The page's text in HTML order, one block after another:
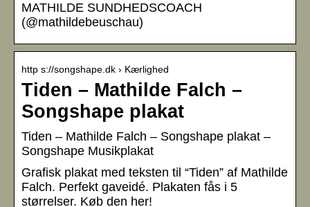
MATHILDE SUNDHEDSCOACH
(@mathildebeuschau)
http s://songshape.dk › Kærlighed
Tiden – Mathilde Falch –
Songshape plakat
Tiden – Mathilde Falch – Songshape plakat –
Songshape Musikplakat
Grafisk plakat med teksten til “Tiden” af Mathilde
Falch. Perfekt gaveidé. Plakaten fås i 5
størrelser. Køb den her!